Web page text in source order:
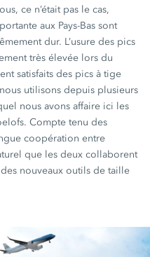
ce n’était pas le cas,
aux Pays-Bas sont
dur. L’usure des pics
très élevée lors du
satisfaits des pics à tige
utilisons depuis plusieurs
nous avons affaire ici les
Compte tenu des
coopération entre
que les deux collaborent
nouveaux outils de taille